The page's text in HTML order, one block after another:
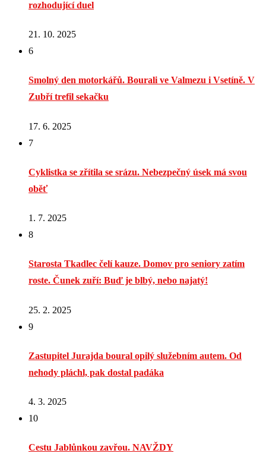
rozhodující duel
21. 10. 2025
6
Smolný den motorkářů. Bourali ve Valmezu i Vsetíně. V
Zubří trefil sekačku
17. 6. 2025
7
Cyklistka se zřítila se srázu. Nebezpečný úsek má svou
oběť
1. 7. 2025
8
Starosta Tkadlec čelí kauze. Domov pro seniory zatím
roste. Čunek zuří: Buď je blbý, nebo najatý!
25. 2. 2025
9
Zastupitel Jurajda boural opilý služebním autem. Od
nehody pláchl, pak dostal padáka
4. 3. 2025
10
Cestu Jablůnkou zavřou. NAVŽDY